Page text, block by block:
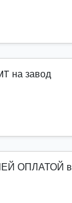
на завод
ОПЛАТОЙ в